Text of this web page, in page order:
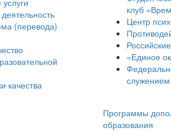
(перевода)
качества
клуб
Центр
«Единое
Программы
образования